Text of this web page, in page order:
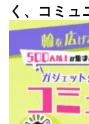
く、コミ